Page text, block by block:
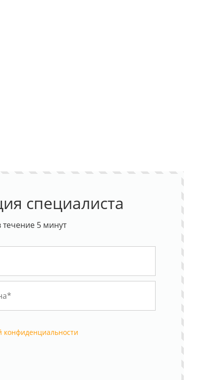
специалиста
5 минут
конфиденциальности